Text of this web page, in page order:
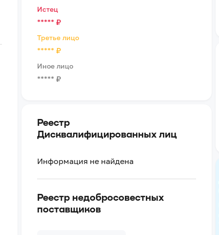
Истец
***** ₽
Третье лицо
***** ₽
Иное лицо
***** ₽
Реестр
Дисквалифицированных лиц
Информация не найдена
Реестр недобросовестных
поставщиков